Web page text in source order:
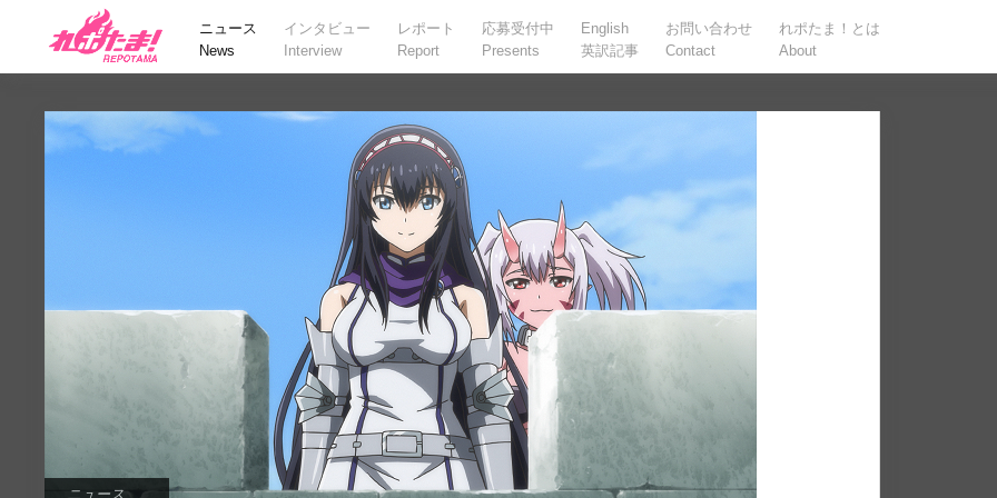
ニュース
News
インタビュー
Interview
レポート
Report
応募受付中
Presents
English
英訳記事
お問い合わせ
Contact
れポたま！とは
About
ニュース